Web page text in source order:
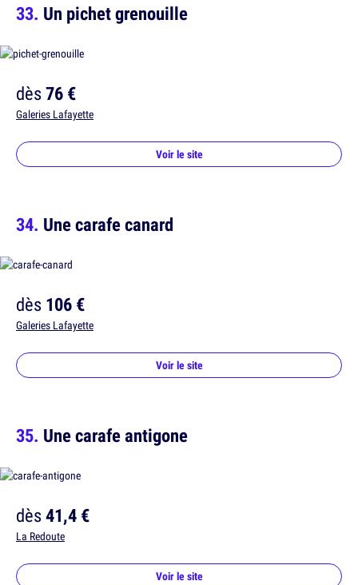
Un pichet grenouille
dès76 €
Galeries Lafayette
Voir le site
Une carafe canard
dès106 €
Galeries Lafayette
Voir le site
Une carafe antigone
dès41,4 €
La Redoute
Voir le site